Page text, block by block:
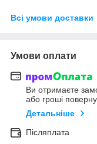
Всі умови доставки
Умови оплати
Ви отримаєте
або гроші
Детальніше
Післяплата